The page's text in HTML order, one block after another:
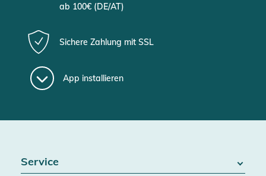
ab 100€ (DE/AT)
Sichere Zahlung mit SSL
App installieren
Service